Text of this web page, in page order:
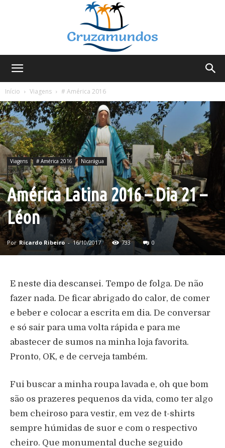
Início
Viagens # América 2016
Viagens # América 2016 Nicarágua
América Latina 2016 – Dia 21 –
Léon
Por Ricardo Ribeiro - 16/10/2017 733 0
E neste dia descansei. Tempo de folga. De não
fazer nada. De ficar abrigado do calor, de comer
e beber e colocar a escrita em dia. De conversar
e só sair para uma volta rápida e para me
abastecer de sumos na minha loja favorita.
Pronto, OK, e de cerveja também.
Fui buscar a minha roupa lavada e, oh que bom
são os prazeres pequenos da vida, como ter algo
bem cheiroso para vestir, em vez de t-shirts
sempre húmidas de suor e com o respectivo
cheiro. Que monumental duche seguido